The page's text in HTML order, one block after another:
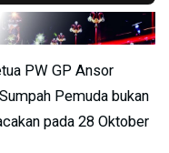
PW GP Ansor
Pemuda bukan
pada 28 Oktober